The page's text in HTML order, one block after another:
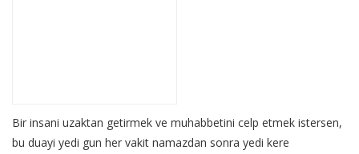
Bir insani uzaktan getirmek ve muhabbetini celp etmek istersen,
bu duayi yedi gun her vakit namazdan sonra yedi kere